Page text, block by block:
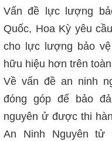
Vấn đề lực lượng
Quốc, Hoa Kỳ yêu
cho lực lượng bảo
hữu hiệu hơn trên
Về vấn đề an ninh
đóng góp để bảo
nguyên ử được thi
An Ninh Nguyên tử